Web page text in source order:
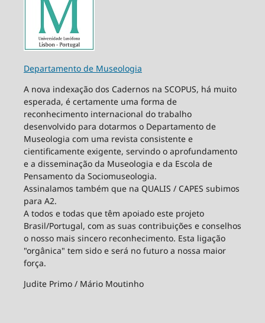
Departamento de Museologia
A nova indexação dos Cadernos na SCOPUS, há muito
esperada, é certamente uma forma de
reconhecimento internacional do trabalho
desenvolvido para dotarmos o Departamento de
Museologia com uma revista consistente e
cientificamente exigente, servindo o aprofundamento
e a disseminação da Museologia e da Escola de
Pensamento da Sociomuseologia.
Assinalamos também que na QUALIS / CAPES subimos
para A2.
A todos e todas que têm apoiado este projeto
Brasil/Portugal, com as suas contribuições e conselhos
o nosso mais sincero reconhecimento. Esta ligação
"orgânica" tem sido e será no futuro a nossa maior
força.
Judite Primo / Mário Moutinho